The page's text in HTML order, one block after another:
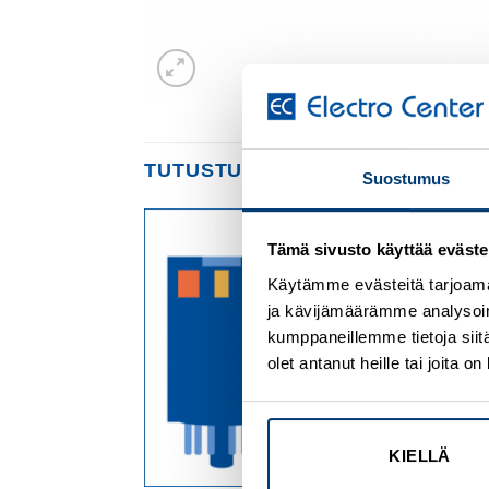
Suostumus
Tämä sivusto käyttää
Käytämme evästeitä
ja kävijämäärämme
kumppaneillemme tietoja
olet antanut heille tai joita
KIELLÄ
TUTUSTU MYÖS
wishlist